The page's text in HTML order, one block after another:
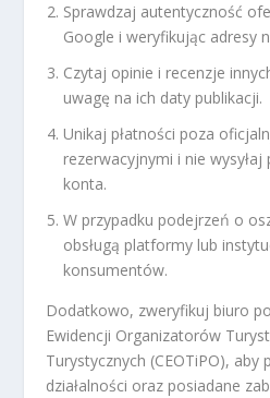
Sprawdzaj autentyczność
Google i weryfikując adresy
Czytaj opinie i recenzje
uwagę na ich daty publikacji.
Unikaj płatności poza
rezerwacyjnymi i nie
konta.
W przypadku podejrzeń o
obsługą platformy lub
konsumentów.
Dodatkowo, zweryfikuj biuro
Ewidencji Organizatorów
Turystycznych (CEOTiPO), aby
działalności oraz posiadane